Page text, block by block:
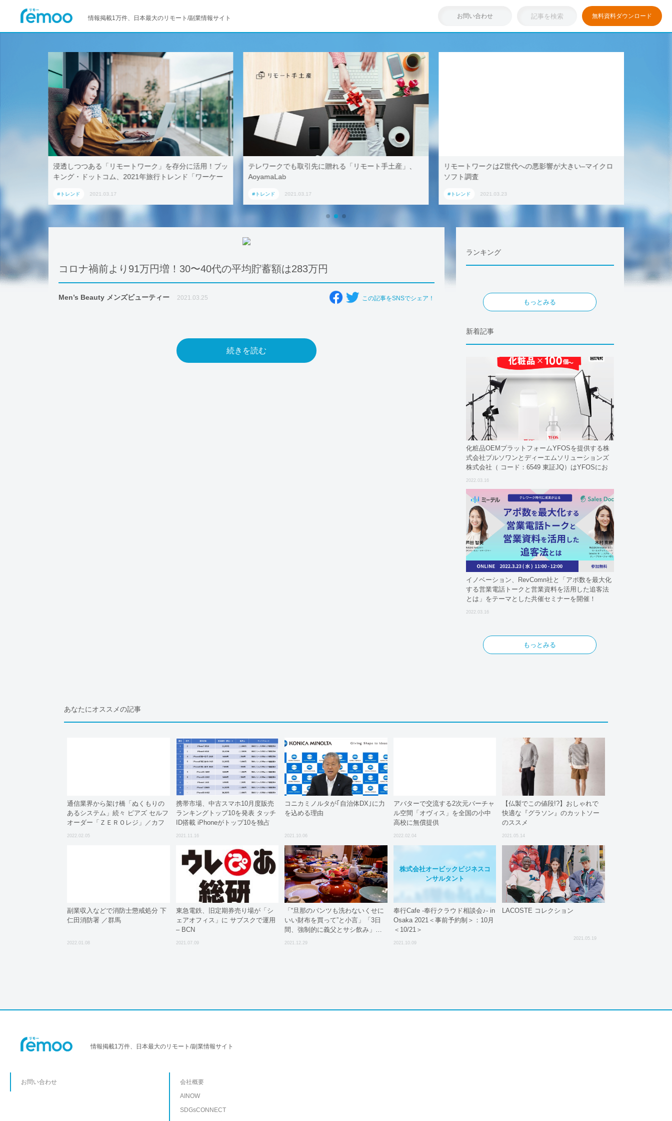
情報掲載1万件、日本最大のリモート/副業情報サイト お問い合わせ 無料資料ダウンロード
浸透しつつある「リモートワーク」を存分に活用！ブッ
キング・ドットコム、2021年旅行トレンド「ワーケー
#トレンド 2021.03.17
テレワークでも取引先に贈れる「リモート手土産」、
AoyamaLab
#トレンド 2021.03.17
リモートワークはZ世代への悪影響が大きい–マイクロ
ソフト調査
#トレンド 2021.03.23
コロナ禍前より91万円増！30〜40代の平均貯蓄額は283万円
Men’s Beauty メンズビューティー 2021.03.25 この記事をSNSでシェア！
続きを読む
ランキング
もっとみる
新着記事
化粧品OEMプラットフォームYFOSを提供する株
式会社プルソワンとディーエムソリューションズ
株式会社（ コード：6549 東証JQ）はYFOSにお
2022.03.16
イノベーション、RevComn社と「アポ数を最大化
する営業電話トークと営業資料を活用した追客法
とは」をテーマとした共催セミナーを開催！
2022.03.16
もっとみる
あなたにオススメの記事
通信業界から架け橋「ぬくもりの
あるシステム」続々 ピアズ セルフ
オーダー「ＺＥＲＯレジ」／カフ
2022.02.05
携帯市場、中古スマホ10月度販売
ランキングトップ10を発表 タッチ
ID搭載 iPhoneがトップ10を独占
2021.11.16
コニカミノルタが｢自治体DX｣に力
を込める理由
2021.10.06
アバターで交流する2次元バーチャ
ル空間「オヴィス」を全国の小中
高校に無償提供
2022.02.04
【仏製でこの値段!?】おしゃれで
快適な『グラソン』のカットソー
のススメ
2021.05.14
副業収入などで消防士懲戒処分 下
仁田消防署 ／群馬
2022.01.08
東急電鉄、旧定期券売り場が「シ
ェアオフィス」に サブスクで運用
– BCN
2021.07.09
「“旦那のパンツも洗わないくせに
いい財布を買って”と小言」「3日
間、強制的に義父とサシ飲み」…
復活する“義実家への帰省問題”
2021.12.29
株式会社オービックビジネスコ
ンサルタント
奉行Cafe -奉行クラウド相談会♪- in
Osaka 2021＜事前予約制＞：10月
＜10/21＞
2021.10.09
LACOSTE コレクション
2021.05.19
情報掲載1万件、日本最大のリモート/副業情報サイト
お問い合わせ
会社概要
AINOW
SDGsCONNECT